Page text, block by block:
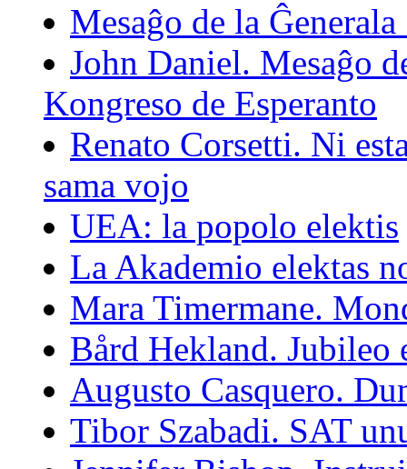
Mesaĝo de la
John Daniel. Mesaĝo
Kongreso de Esperanto
Renato Corsetti. Ni
sama vojo
UEA: la popolo elektis
La Akademio elektas
Mara Timermane.
Bård Hekland. Jubileo
Augusto Casquero.
Tibor Szabadi. SAT